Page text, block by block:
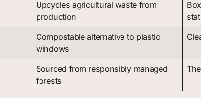
Upcycles agricultural waste from
production
Compostable alternative to plastic
windows
Sourced from responsibly managed
forests